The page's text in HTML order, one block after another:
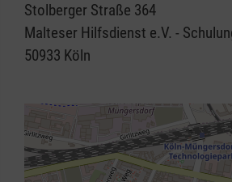
Stolberger Straße 364
Malteser Hilfsdienst e.V. -
50933 Köln